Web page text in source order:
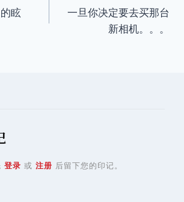
眩
一旦你决定要去买那台
新相机。。。
登录 或 注册 后留下您的印记。